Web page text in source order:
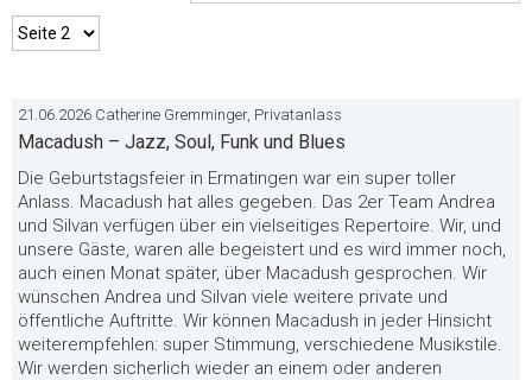
21.06.2026 Catherine Gremminger, Privatanlass
Macadush – Jazz, Soul, Funk und Blues
Die Geburtstagsfeier in Ermatingen war ein super toller
Anlass. Macadush hat alles gegeben. Das 2er Team Andrea
und Silvan verfügen über ein vielseitiges Repertoire. Wir, und
unsere Gäste, waren alle begeistert und es wird immer noch,
auch einen Monat später, über Macadush gesprochen. Wir
wünschen Andrea und Silvan viele weitere private und
öffentliche Auftritte. Wir können Macadush in jeder Hinsicht
weiterempfehlen: super Stimmung, verschiedene Musikstile.
Wir werden sicherlich wieder an einem oder anderen